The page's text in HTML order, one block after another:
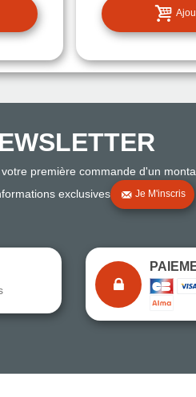
première commande d'un
exclusives
Je M'inscris